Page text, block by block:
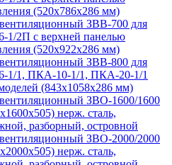
(520х786х286 мм)
ЗВВ-700 для
2П с верхней панелью
(520х922х286 мм)
ЗВВ-800 для
1/1, ПКА-10-1/1, ПКА-20-1/1
(843х1058х286 мм)
ЗВО-1600/1600
нерж. сталь,
разборный, островной
ЗВО-2000/2000
нерж. сталь,